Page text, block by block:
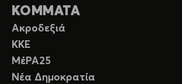
ΚΟΜΜΑΤΑ
Ακροδεξιά
ΚΚΕ
ΜέΡΑ25
Νέα Δημοκρατία